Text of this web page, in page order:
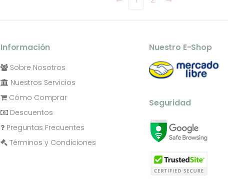
Información
Sobre Nosotros
Nuestros Servicios
Cómo Comprar
Descuentos
Preguntas Frecuentes
Términos y Condiciones
Nuestro E-Shop
Seguridad